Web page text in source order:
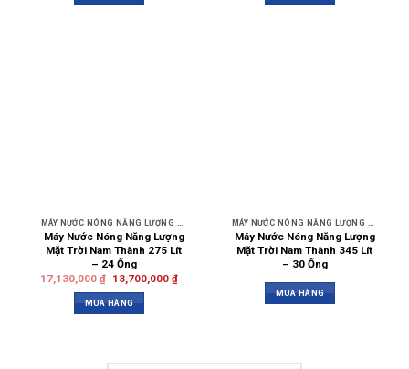
MÁY NƯỚC NÓNG NĂNG LƯỢNG MẶT TRỜI NAM THÀNH
Máy Nước Nóng Năng Lượng
Mặt Trời Nam Thành 275 Lít
– 24 Ống
17,130,000₫ 13,700,000 ₫
MUA HÀNG
MÁY NƯỚC NÓNG NĂNG LƯỢNG MẶT TRỜI NAM THÀNH
Máy Nước Nóng Năng Lượng
Mặt Trời Nam Thành 345 Lít
– 30 Ống
MUA HÀNG